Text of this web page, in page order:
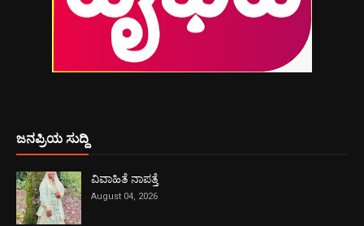
ಜನಪ್ರಿಯ ಸುದ್ದಿ
ವಿವಾಹಿತೆ ನಾಪತ್ತೆ
August 04, 2026